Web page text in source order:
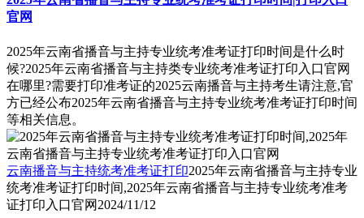
官网
2025年云南省播音与主持专业统考准考证打印时间是什么时
候?2025年云南省播音与主持类专业统考准考证打印入口官网
在哪里?需要打印准考证的2025云南播音与主持考生请注意,官
方已经公布2025年云南省播音与主持专业统考准考证打印时间
等相关信息。
云南播音与主持统考准考证打印2025年云南省播音与主持专业
统考准考证打印时间,2025年云南省播音与主持专业统考准考
证打印入口官网 2024/11/12